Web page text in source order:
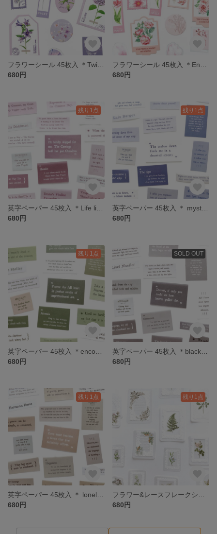
680円
680円
残り1点
680円
残り1点
680円
残り1点
680円
SOLD OUT
680円
残り1点
680円
残り1点
680円